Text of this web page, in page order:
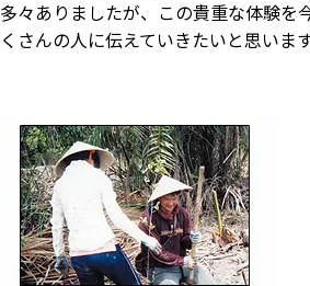
多々ありましたが、この貴重な体験を
くさんの人に伝えていきたいと思います